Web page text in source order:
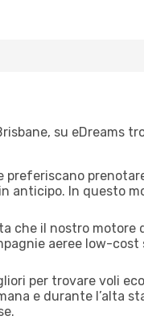
su eDreams
preferiscano
anticipo. In questo
che il nostro
aeree low-
per trovare voli
e durante l’alta